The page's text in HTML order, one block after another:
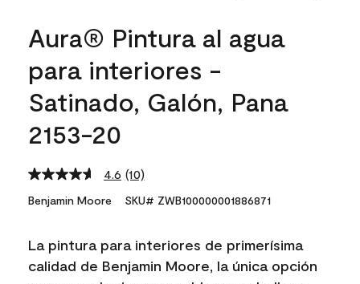
Aura® Pintura al agua
para interiores -
Satinado, Galón, Pana
2153-20
4.6 Read
10
Reviews.
link.
(10)
Benjamin Moore SKU# ZWB100000001886871
La pintura para interiores de primerísima
calidad de Benjamin Moore, la única opción